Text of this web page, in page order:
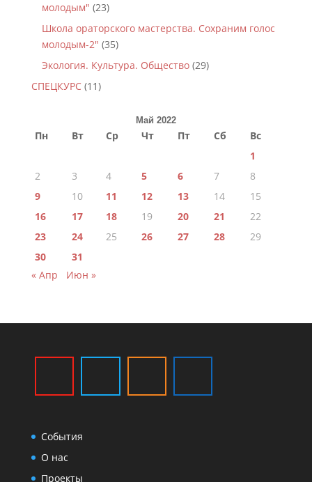
молодым" (23)
Школа ораторского мастерства. Сохраним голос
молодым-2" (35)
Экология. Культура. Общество(29)
СПЕЦКУРС(11)
Май 2022
Пн Вт Ср Чт Пт Сб
Вс
1
2
3 4 5 6 7
8
9
10 11 12 13 14
15
16
17 18 19 20 21
22
23
24 25 26 27 28
29
30
31
« Апр
Июн »
События
О нас
Проекты